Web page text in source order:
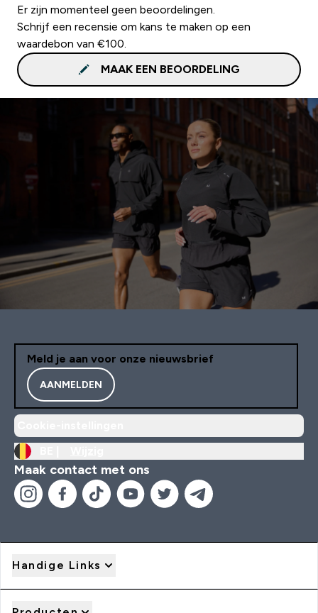
Er zijn momenteel geen beoordelingen.
Schrijf een recensie om kans te maken op een
waardebon van €100.
MAAK EEN BEOORDELING
Meld je aan voor onze nieuwsbrief
AANMELDEN
Maak contact met ons
Handige Links